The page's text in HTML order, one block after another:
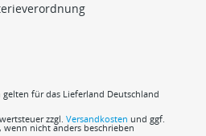
für das Lieferland Deutschland
zzgl. Versandkosten und ggf.
wenn nicht anders beschrieben